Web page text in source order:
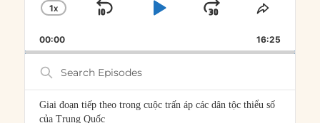
CHANGE
RATE
1X
SKIP
PLAYJUMP
FORWARD
SHARE
00:00 16:25
Search
Episodes
Giai đoạn tiếp theo trong cuộc trấn áp các dân tộc thiểu số
của Trung Quốc